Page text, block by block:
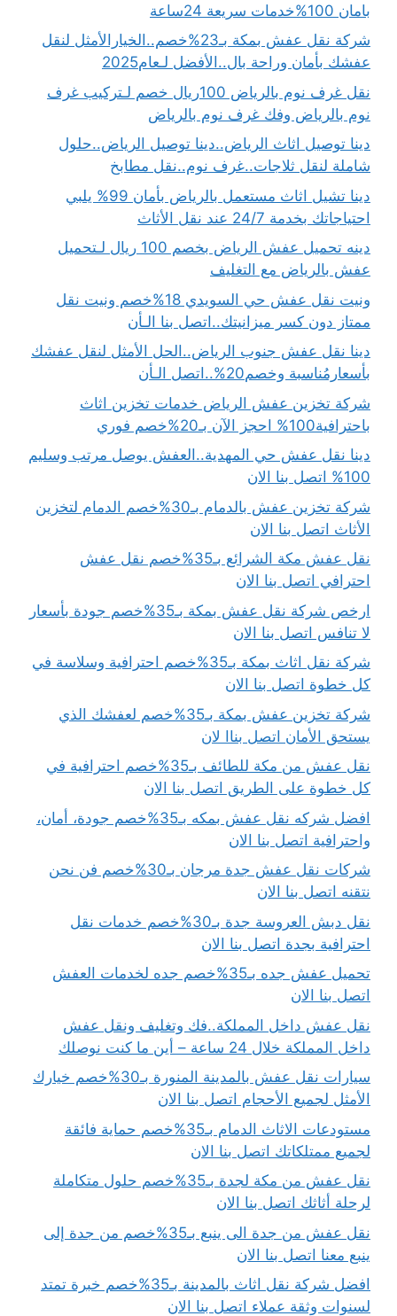
بامان 100%خدمات سريعة 24ساعة
شركة نقل عفش بمكة بـ23%خصم..الخيارالأمثل لنقل
عفشك بأمان وراحة بال..الأفضل لـعام2025
نقل غرف نوم بالرياض 100ريال خصم لـتركيب غرف
نوم بالرياض وفك غرف نوم بالرياض
دينا توصيل اثاث الرياض..دينا توصيل الرياض..حلول
شاملة لنقل ثلاجات..غرف نوم..نقل مطابخ
دينا تشيل اثاث مستعمل بالرياض بأمان 99% يلبي
احتياجاتك بخدمة 24/7 عند نقل الأثاث
دينه تحميل عفش الرياض بخصم 100 ريال لـتحميل
عفش بالرياض مع التغليف
ونيت نقل عفش حي السويدي 18%خصم ونيت نقل
ممتاز دون كسر ميزانيتك..اتصل بنا الـأن
دينا نقل عفش جنوب الرياض..الحل الأمثل لنقل عفشك
بأسعارمُناسبة وخصم20%..اتصل الـأن
شركة تخزين عفش الرياض خدمات تخزين اثاث
باحترافية100% احجز الآن بـ20%خصم فوري
دينا نقل عفش حي المهدية..العفش يوصل مرتب وسليم
100% اتصل بنا الان
شركة تخزين عفش بالدمام بـ30%خصم الدمام لتخزين
الأثاث اتصل بنا الان
نقل عفش مكة الشرائع بـ35%خصم نقل عفش
احترافي اتصل بنا الان
ارخص شركة نقل عفش بمكة بـ35%خصم جودة بأسعار
لا تنافس اتصل بنا الان
شركة نقل اثاث بمكة بـ35%خصم احترافية وسلاسة في
كل خطوة اتصل بنا الان
شركة تخزين عفش بمكة بـ35%خصم لعفشك الذي
يستحق الأمان اتصل بناا لان
نقل عفش من مكة للطائف بـ35%خصم احترافية في
كل خطوة على الطريق اتصل بنا الان
افضل شركه نقل عفش بمكه بـ35%خصم جودة، أمان،
واحترافية اتصل بنا الان
شركات نقل عفش جدة مرجان بـ30%خصم فن نحن
نتقنه اتصل بنا الان
نقل دبش العروسة جدة بـ30%خصم خدمات نقل
احترافية بجدة اتصل بنا الان
تحميل عفش جده بـ35%خصم جده لخدمات العفش
اتصل بنا الان
نقل عفش داخل المملكة..فك وتغليف ونقل عفش
داخل المملكة خلال 24 ساعة – أين ما كنت نوصلك
سيارات نقل عفش بالمدينة المنورة بـ30%خصم خيارك
الأمثل لجميع الأحجام اتصل بنا الان
مستودعات الاثاث الدمام بـ35%خصم حماية فائقة
لجميع ممتلكاتك اتصل بنا الان
نقل عفش من مكة لجدة بـ35%خصم حلول متكاملة
لرحلة أثاثك اتصل بنا الان
نقل عفش من جدة الى ينبع بـ35%خصم من جدة إلى
ينبع معنا اتصل بنا الان
افضل شركة نقل اثاث بالمدينة بـ35%خصم خبرة تمتد
لسنوات وثقة عملاء اتصل بنا الان